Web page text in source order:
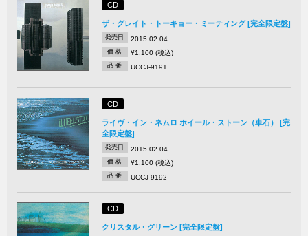
CD
ザ・グレイト・トーキョー・ミーティング [完全限定盤]
発売日 2015.02.04
価 格 ¥1,100 (税込)
品 番 UCCJ-9191
CD
ライヴ・イン・ネムロ ホイール・ストーン（車石） [完
全限定盤]
発売日 2015.02.04
価 格 ¥1,100 (税込)
品 番 UCCJ-9192
CD
クリスタル・グリーン [完全限定盤]